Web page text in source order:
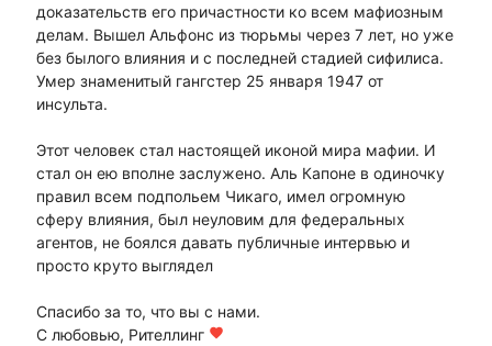
доказательств его причастности ко всем мафиозным
делам. Вышел Альфонс из тюрьмы через 7 лет, но уже
без былого влияния и с последней стадией сифилиса.
Умер знаменитый гангстер 25 января 1947 от
инсульта.
Этот человек стал настоящей иконой мира мафии. И
стал он ею вполне заслужено. Аль Капоне в одиночку
правил всем подпольем Чикаго, имел огромную
сферу влияния, был неуловим для федеральных
агентов, не боялся давать публичные интервью и
просто круто выглядел
Спасибо за то, что вы с нами.
С любовью, Рителлинг favorite